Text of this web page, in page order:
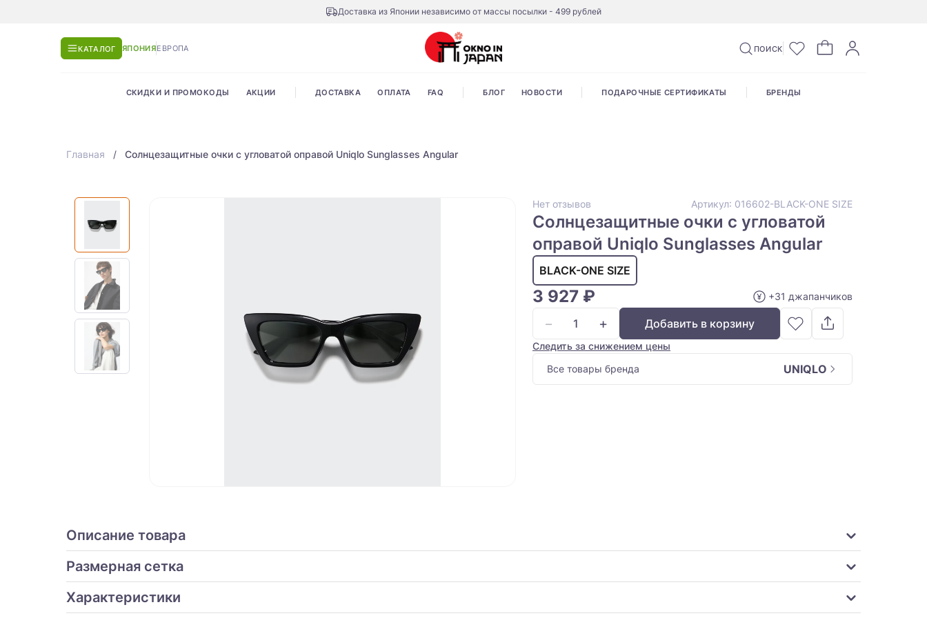
Доставка из Японии независимо от массы посылки - 499 рублей
КАТАЛОГ ЯПОНИЯЕВРОПА ПОИСК
СКИДКИ И ПРОМОКОДЫ АКЦИИ ДОСТАВКА ОПЛАТА FAQ БЛОГ НОВОСТИ ПОДАРОЧНЫЕ СЕРТИФИКАТЫ БРЕНДЫ
Главная Солнцезащитные очки с угловатой оправой Uniqlo Sunglasses Angular
Нет отзывов Артикул: 016602-BLACK-ONE SIZE
Солнцезащитные очки с угловатой
оправой Uniqlo Sunglasses Angular
BLACK-ONE SIZE
3 927 ₽ +31 джапанчиков
− + Добавить в корзину
Следить за снижением цены
Все товары бренда
UNIQLO
Описание товара
Размерная сетка
Характеристики